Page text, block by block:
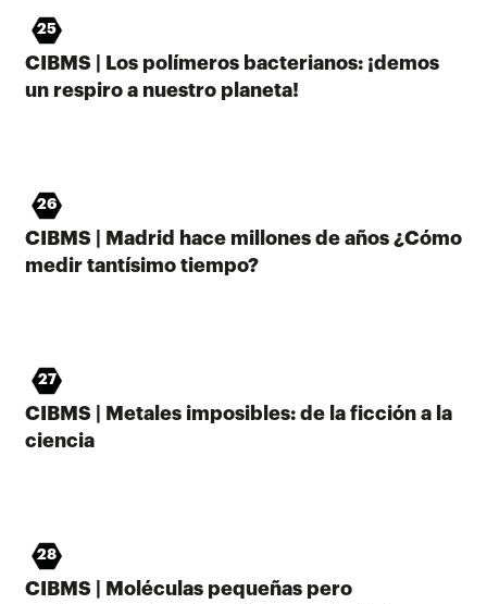
25
CIBMS | Los polímeros bacterianos: ¡demos
un respiro a nuestro planeta!
26
CIBMS | Madrid hace millones de años ¿Cómo
medir tantísimo tiempo?
27
CIBMS | Metales imposibles: de la ficción a la
ciencia
28
CIBMS | Moléculas pequeñas pero